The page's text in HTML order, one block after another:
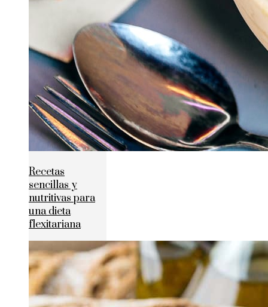
Recetas
sencillas y
nutritivas para
una dieta
flexitariana